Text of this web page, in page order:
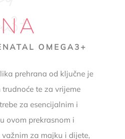
OMEGA3+
prehrana od ključne je
te za vrijeme
za esencijalnim i
ovom prekrasnom i
za majku i dijete,